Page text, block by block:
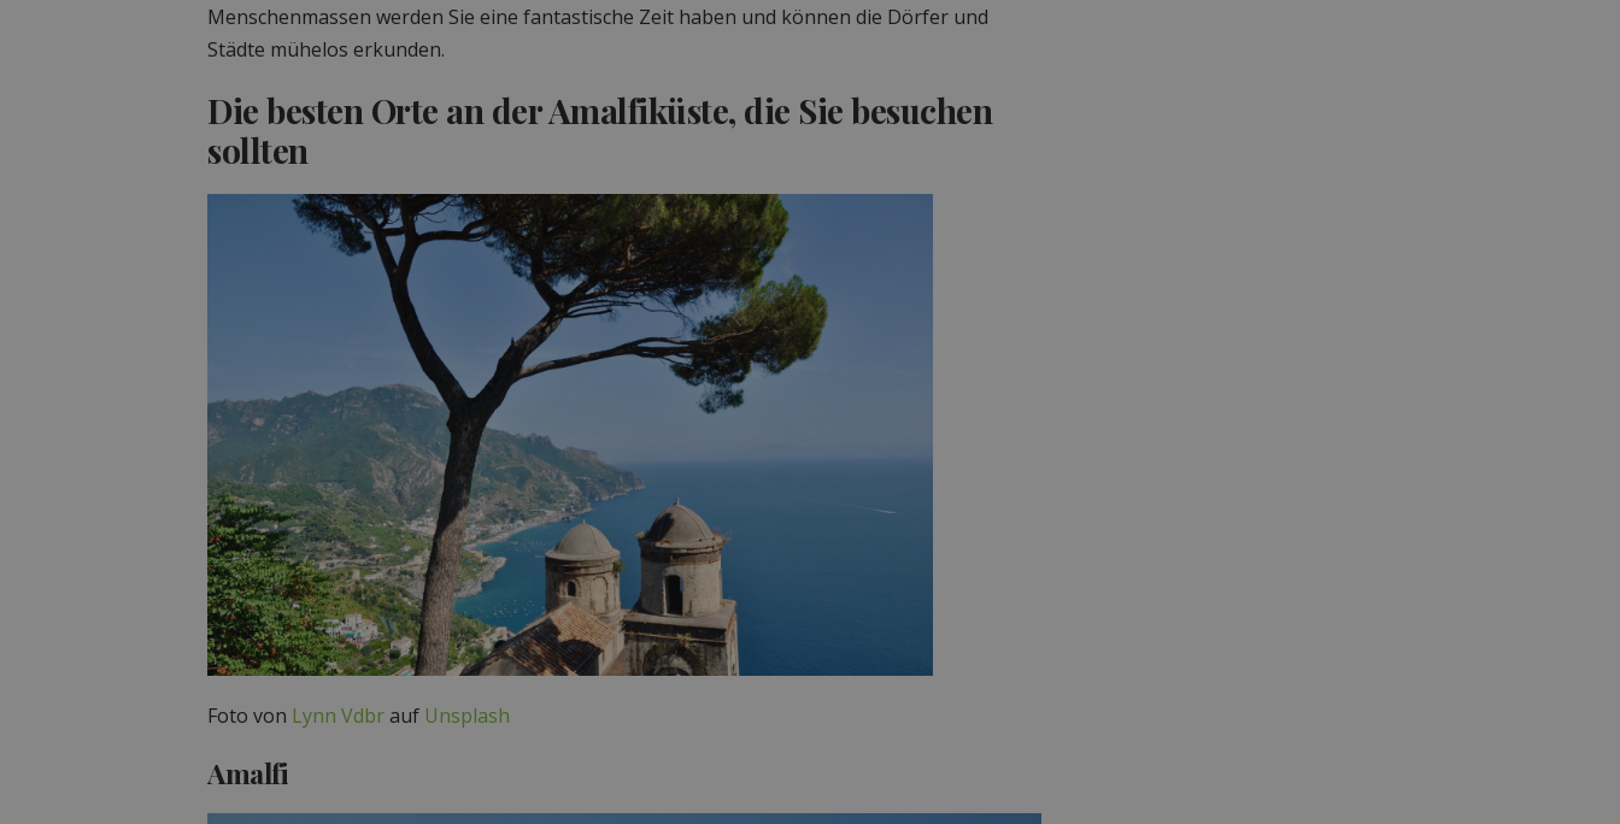
Menschenmassen werden Sie eine fantastische Zeit haben und können die Dörfer und
Städte mühelos erkunden.
Die besten Orte an der Amalfiküste, die Sie besuchen
sollten
Foto von Lynn Vdbrauf Unsplash
Amalfi